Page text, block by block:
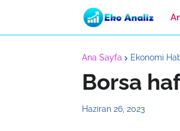
Ana Sayfa Ekonomi
Borsa
Haziran 26, 2023